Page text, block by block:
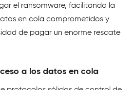
el ransomware, facilitando la
en cola comprometidos y
de pagar un enorme rescate
a los datos en cola